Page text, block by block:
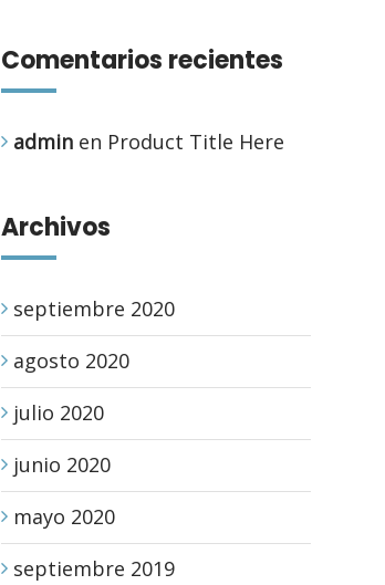
Comentarios recientes
admin en Product Title Here
Archivos
septiembre 2020
agosto 2020
julio 2020
junio 2020
mayo 2020
septiembre 2019